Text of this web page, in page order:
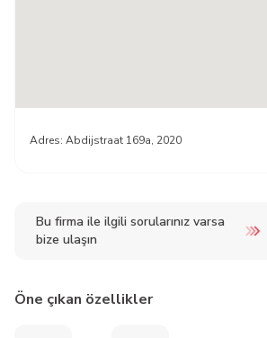
Bu firma ile ilgili sorularınız varsa
bize ulaşın
Adres: Abdijstraat 169a, 2020
Öne çıkan özellikler